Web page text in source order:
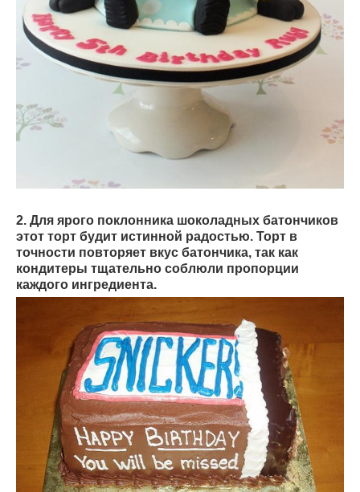
2. Для ярого поклонника шоколадных батончиков
этот торт будит истинной радостью. Торт в
точности повторяет вкус батончика, так как
кондитеры тщательно соблюли пропорции
каждого ингредиента.